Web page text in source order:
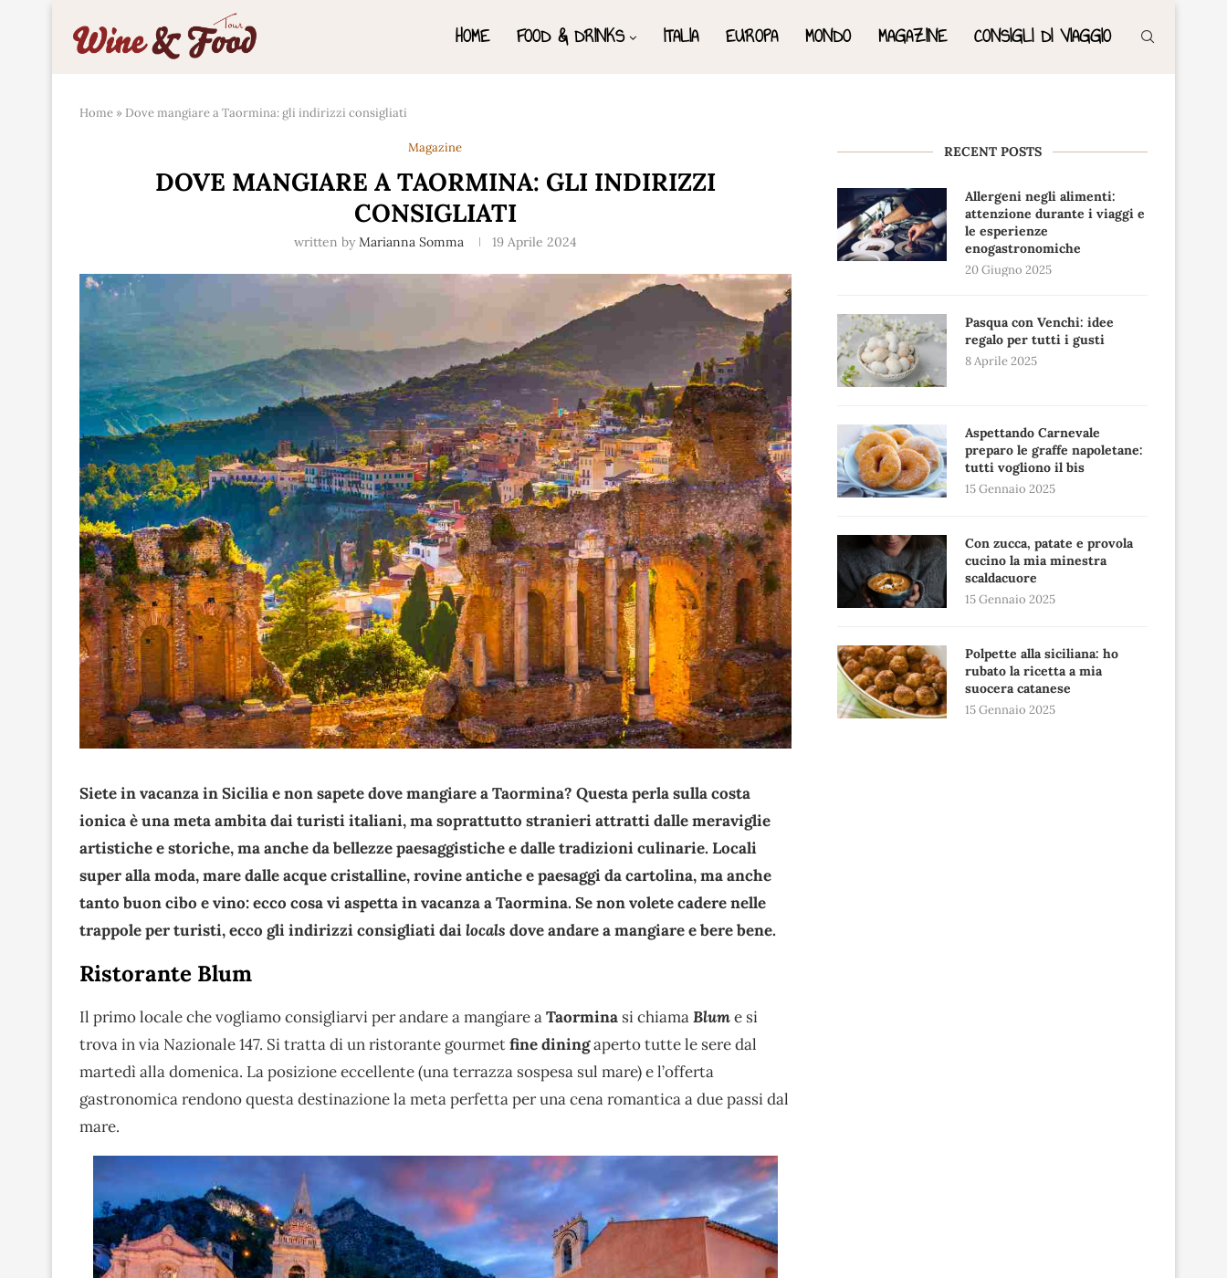
HOME FOOD & DRINKS ITALIA EUROPA MONDO MAGAZINE CONSIGLI DI VIAGGIO
Home » Dove mangiare a Taormina: gli indirizzi consigliati
Magazine
DOVE MANGIARE A TAORMINA: GLI INDIRIZZI
CONSIGLIATI
written by Marianna Somma 19 Aprile 2024
Siete in vacanza in Sicilia e non sapete dove mangiare a Taormina? Questa perla sulla costa
ionica è una meta ambita dai turisti italiani, ma soprattutto stranieri attratti dalle meraviglie
artistiche e storiche, ma anche da bellezze paesaggistiche e dalle tradizioni culinarie. Locali
super alla moda, mare dalle acque cristalline, rovine antiche e paesaggi da cartolina, ma anche
tanto buon cibo e vino: ecco cosa vi aspetta in vacanza a Taormina. Se non volete cadere nelle
trappole per turisti, ecco gli indirizzi consigliati dailocals dove andare a mangiare e bere bene.
Ristorante Blum
Il primo locale che vogliamo consigliarvi per andare a mangiare aTaormina si chiamaBlume si
trova in via Nazionale 147. Si tratta di un ristorante gourmetfine diningaperto tutte le sere dal
martedì alla domenica. La posizione eccellente (una terrazza sospesa sul mare) e l’offerta
gastronomica rendono questa destinazione la meta perfetta per una cena romantica a due passi dal
mare.
RECENT POSTS
Allergeni negli alimenti:
attenzione durante i viaggi e
le esperienze
enogastronomiche
20 Giugno 2025
Pasqua con Venchi: idee
regalo per tutti i gusti
8 Aprile 2025
Aspettando Carnevale
preparo le graffe napoletane:
tutti vogliono il bis
15 Gennaio 2025
Con zucca, patate e provola
cucino la mia minestra
scaldacuore
15 Gennaio 2025
Polpette alla siciliana: ho
rubato la ricetta a mia
suocera catanese
15 Gennaio 2025